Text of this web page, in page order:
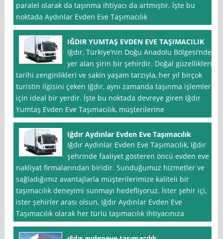
paralel olarak da taşınma ihtiyacı da artmıştır. İşte bu
noktada Aydınlar Evden Eve Taşımacılık
IĞDIR YUMTAŞ EVDEN EVE TAŞIMACILIK
Iğdır, Türkiye’nin Doğu Anadolu Bölgesi’nde
yer alan şirin bir şehirdir. Doğal güzellikleri,
tarihi zenginlikleri ve sakin yaşam tarzıyla, her yıl birçok
turistin ilgisini çeken Iğdır, aynı zamanda taşınma işlemleri
için ideal bir yerdir. İşte bu noktada devreye giren Iğdır
Yumtaş Evden Eve Taşımacılık, müşterilerine
Iğdır Aydınlar Evden Eve Taşımacılık
Iğdır Aydınlar Evden Eve Taşımacılık, Iğdır
şehrinde faaliyet gösteren öncü evden eve
nakliyat firmalarından biridir. Sunduğumuz hizmetler ve
sağladığımız avantajlarla müşterilerimize kaliteli bir
taşımacılık deneyimi sunmayı hedefliyoruz. İster şehir içi,
ister şehirler arası olsun, Iğdır Aydınlar Evden Eve
Taşımacılık olarak her türlü taşımacılık ihtiyacınıza